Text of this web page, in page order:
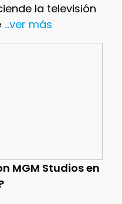
la televisión
...ver más
MGM Studios en